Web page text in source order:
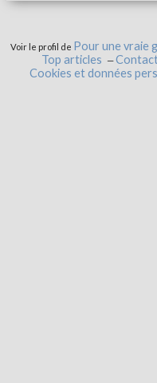
Voir le profil de Pour une vraie
Top articles
Cookies et données